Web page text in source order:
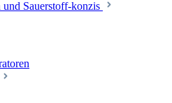
Sauerstoff-konzis